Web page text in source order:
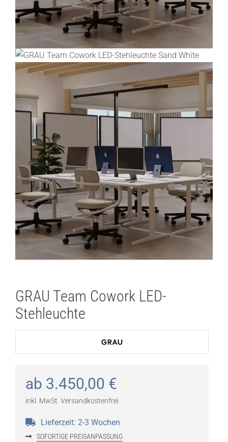
GRAU Team Cowork LED-
Stehleuchte
ab 3.450,00 €
inkl. MwSt. Versandkostenfrei
Lieferzeit: 2-3 Wochen
SOFORTIGE PREISANPASSUNG